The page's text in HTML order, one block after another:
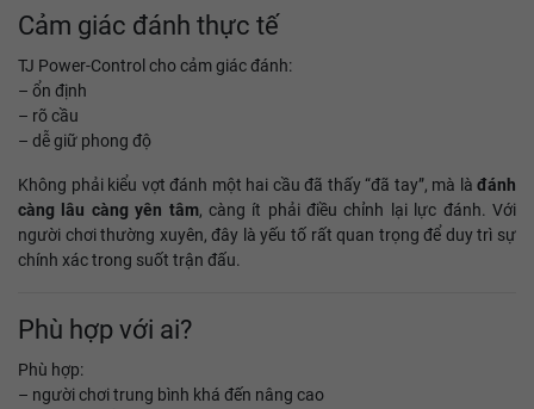
Cảm giác đánh thực tế
TJ Power-Control cho cảm giác đánh:
– ổn định
– rõ cầu
– dễ giữ phong độ
Không phải kiểu vợt đánh một hai cầu đã thấy “đã tay”, mà là đánh
càng lâu càng yên tâm, càng ít phải điều chỉnh lại lực đánh. Với
người chơi thường xuyên, đây là yếu tố rất quan trọng để duy trì sự
chính xác trong suốt trận đấu.
Phù hợp với ai?
Phù hợp:
– người chơi trung bình khá đến nâng cao